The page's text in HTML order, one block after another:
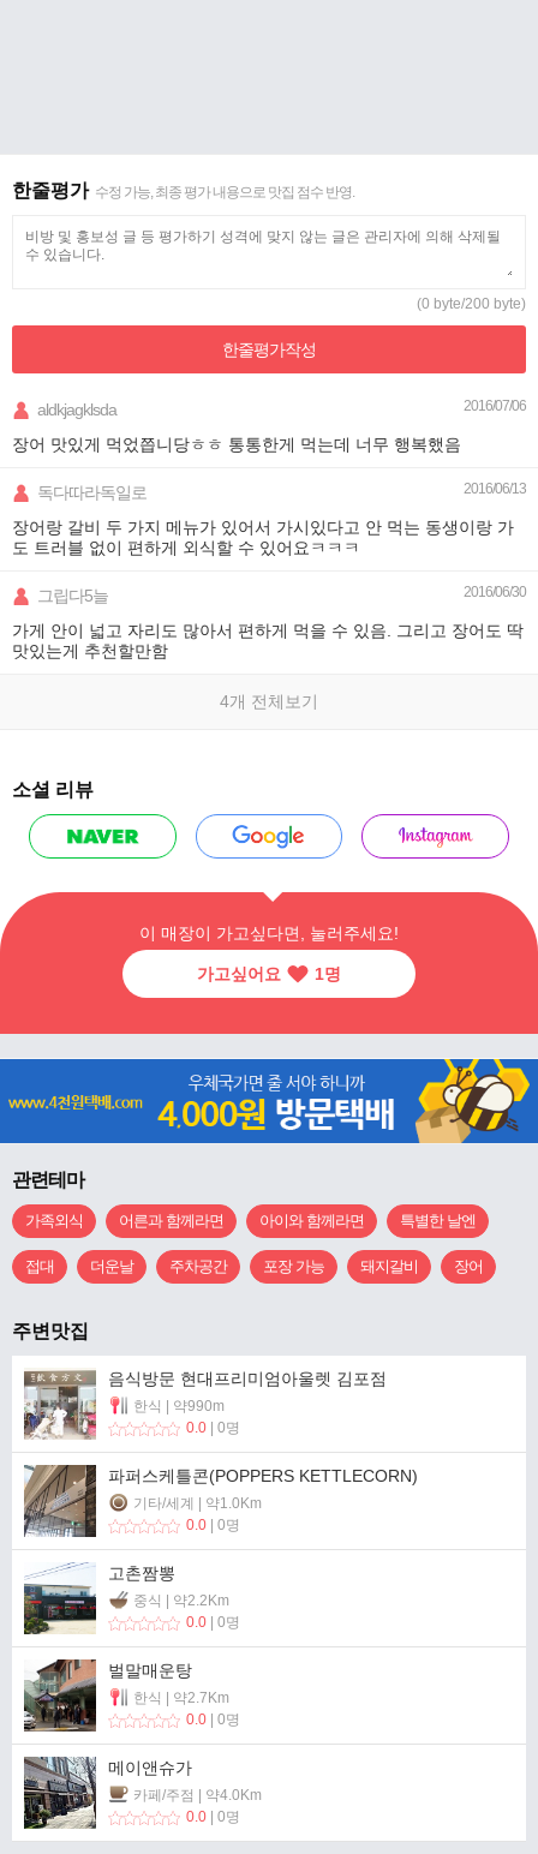
한줄평가 수정 가능, 최종 평가 내용으로 맛집 점수 반영.
(0 byte/200 byte)
한줄평가작성
aldkjagklsda 2016/07/06
장어 맛있게 먹었쯥니당ㅎㅎ 통통한게 먹는데 너무 행복했음
독다따라독일로 2016/06/13
장어랑 갈비 두 가지 메뉴가 있어서 가시있다고 안 먹는 동생이랑 가
도 트러블 없이 편하게 외식할 수 있어요ㅋㅋㅋ
그립다5늘 2016/06/30
가게 안이 넓고 자리도 많아서 편하게 먹을 수 있음. 그리고 장어도 딱
맛있는게 추천할만함
4개 전체보기
소셜 리뷰
이 매장이 가고싶다면, 눌러주세요!
가고싶어요 1명
관련테마
가족외식 어른과 함께라면 아이와 함께라면 특별한 날엔
접대 더운날 주차공간 포장 가능 돼지갈비 장어
주변맛집
음식방문 현대프리미엄아울렛 김포점
한식 | 약990m
0.0 | 0명
파퍼스케틀콘(POPPERS KETTLECORN)
기타/세계 | 약1.0Km
0.0 | 0명
고촌짬뽕
중식 | 약2.2Km
0.0 | 0명
벌말매운탕
한식 | 약2.7Km
0.0 | 0명
메이앤슈가
카페/주점 | 약4.0Km
0.0 | 0명